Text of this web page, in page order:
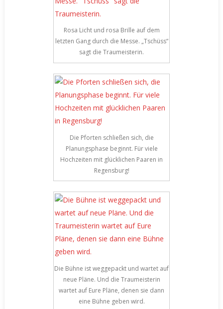
Rosa Licht und rosa Brille auf dem
letzten Gang durch die Messe. „Tschüss“
sagt die Traumeisterin.
Die Pforten schließen sich, die
Planungsphase beginnt. Für viele
Hochzeiten mit glücklichen Paaren in
Regensburg!
Die Bühne ist weggepackt und wartet auf
neue Pläne. Und die Traumeisterin
wartet auf Eure Pläne, denen sie dann
eine Bühne geben wird.